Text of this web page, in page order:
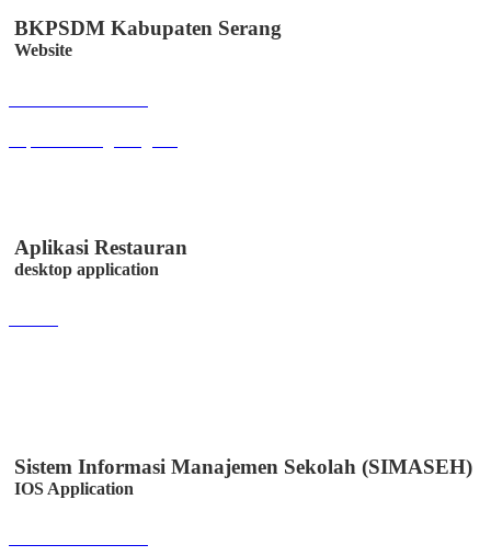
BKPSDM Kabupaten Serang
Website
Aplikasi Restauran
desktop application
Sistem Informasi Manajemen Sekolah (SIMASEH)
IOS Application